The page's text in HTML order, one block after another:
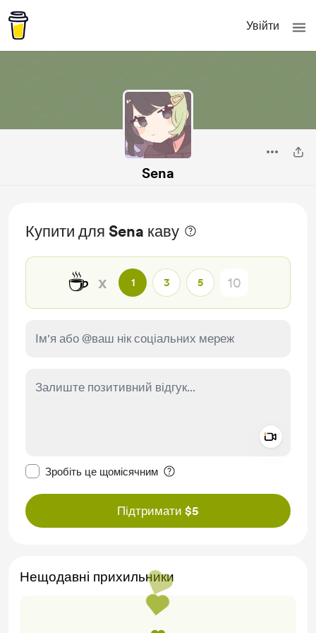
Увійти
Sena
Купити для Sena каву
☕ x 1 3 5
Зробіть це щомісячним
Підтримати $5
Нещодавні прихильники